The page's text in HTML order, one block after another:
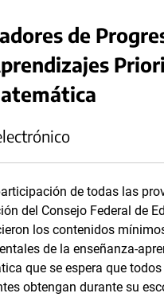
de
de todas las
del Consejo Federal de
los contenidos
de la enseñanza-
que se espera que
obtengan durante su